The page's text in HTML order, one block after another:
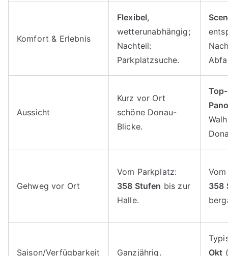
Komfort & Erlebnis
Flexibel,
wetterunabhängig;
Nachteil:
Parkplatzsuche.
Aussicht
Kurz vor Ort
schöne Donau-
Blicke.
Top-
Gehweg vor Ort
Vom Parkplatz:
358 Stufen bis zur
Halle.
358
Saison/Verfügbarkeit Ganzjährig.
Okt